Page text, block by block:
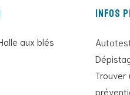
aux blés
Infos
Trouver